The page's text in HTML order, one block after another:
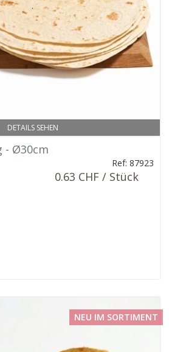
DETAILS SEHEN
- Ø30cm
Ref: 87923
0.63 CHF / Stück
NEU IM SORTIMENT